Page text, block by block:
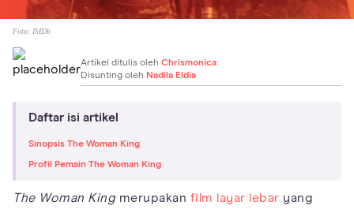
Foto: IMDb
Artikel ditulis oleh Chrismonica
Disunting oleh Nadila Eldia
Daftar isi artikel
Sinopsis The Woman King
Profil Pemain The Woman King
The Woman Kingmerupakan film layar lebar yang